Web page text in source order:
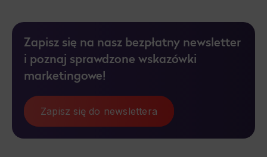
Zapisz się na nasz bezpłatny newsletter
i poznaj sprawdzone wskazówki
marketingowe!
Zapisz się do newslettera